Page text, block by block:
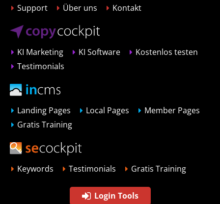
Support
Über uns Kontakt
KI Marketing KI Software
Kostenlos testen
Testimonials
Landing Pages Local Pages
Member Pages
Gratis Training
Keywords Testimonials Gratis Training
Login Tools